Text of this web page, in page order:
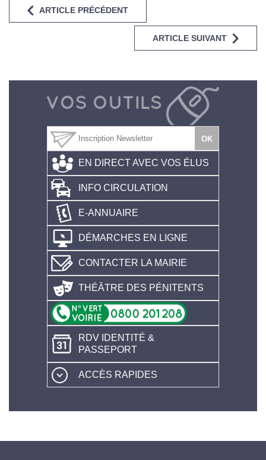
ARTICLE PRÉCÉDENT
ARTICLE SUIVANT
EN DIRECT AVEC VOS ÉLUS
INFO CIRCULATION
E-ANNUAIRE
DÉMARCHES EN LIGNE
CONTACTER LA MAIRIE
THÉÂTRE DES PÉNITENTS
RDV IDENTITÉ &
PASSEPORT
ACCÈS RAPIDES